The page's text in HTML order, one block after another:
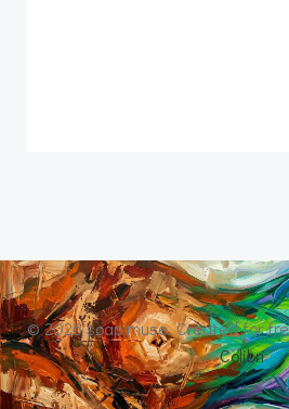
© 2026 soap muse. Created for
Colibri